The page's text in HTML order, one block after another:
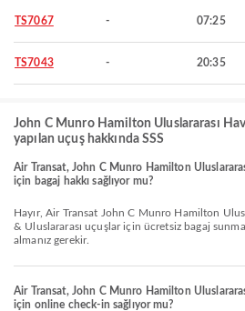
TS7067 - 07:25
TS7043 - 20:35
John C Munro Hamilton Uluslararası
yapılan uçuş hakkında SSS
Air Transat, John C Munro Hamilton
için bagaj hakkı sağlıyor mu?
Hayır, Air Transat John C Munro Hamilton Uluslararası Havalimanı çıkışlı Yerel
& Uluslararası uçuşlar için ücretsiz bagaj
almanız gerekir.
Air Transat, John C Munro Hamilton
için online check-in sağlıyor mu?